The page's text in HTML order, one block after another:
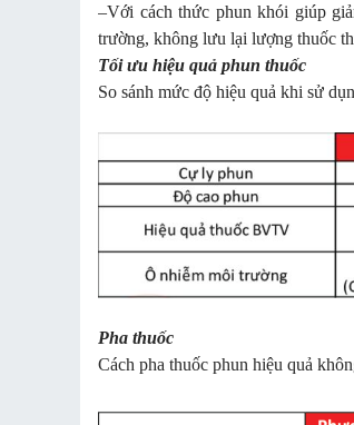
–Với cách thức phun khói giúp
trường, không lưu lại lượng thuốc
Tối ưu hiệu quả phun thuốc
So sánh mức độ hiệu quả khi sử
Pha thuốc
Cách pha thuốc phun hiệu quả